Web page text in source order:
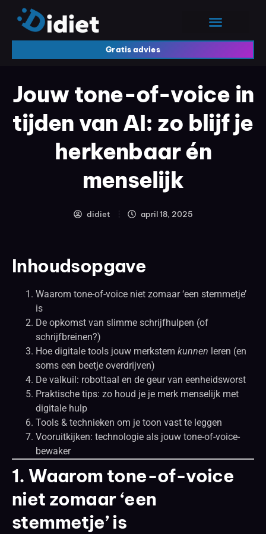
Gratis advies
Jouw tone-of-voice in
tijden van AI: zo blijf je
herkenbaar én
menselijk
didiet april 18, 2025
Inhoudsopgave
Waarom tone-of-voice niet zomaar ‘een stemmetje’
is
De opkomst van slimme schrijfhulpen (of
schrijfbreinen?)
Hoe digitale tools jouw merkstem kunnen leren (en
soms een beetje overdrijven)
De valkuil: robottaal en de geur van eenheidsworst
Praktische tips: zo houd je je merk menselijk met
digitale hulp
Tools & technieken om je toon vast te leggen
Vooruitkijken: technologie als jouw tone-of-voice-
bewaker
1. Waarom tone-of-voice
niet zomaar ‘een
stemmetje’ is